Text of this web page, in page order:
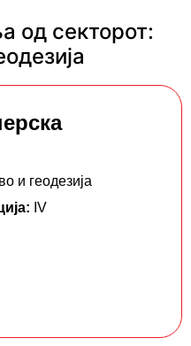
од секторот:
и геодезија
IV